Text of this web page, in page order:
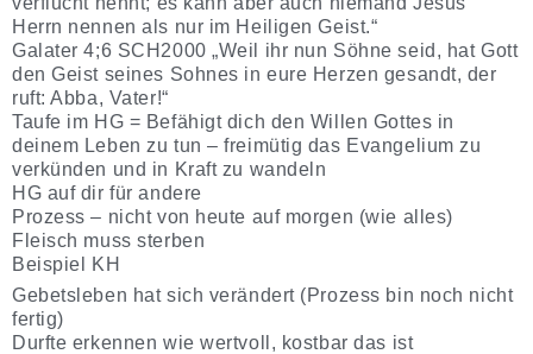
Herrn nennen als nur im Heiligen Geist.“
Galater 4;6 SCH2000 „Weil ihr nun Söhne seid, hat Gott
den Geist seines Sohnes in eure Herzen gesandt, der
ruft: Abba, Vater!“
Taufe im HG = Befähigt dich den Willen Gottes in
deinem Leben zu tun – freimütig das Evangelium zu
verkünden und in Kraft zu wandeln
HG auf dir für andere
Prozess – nicht von heute auf morgen (wie alles)
Fleisch muss sterben
Beispiel KH
Gebetsleben hat sich verändert (Prozess bin noch nicht
fertig)
Durfte erkennen wie wertvoll, kostbar das ist